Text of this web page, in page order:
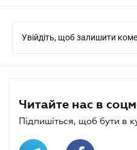
Увійдіть, щоб залишити
Читайте нас в
Підпишіться, щоб бути в